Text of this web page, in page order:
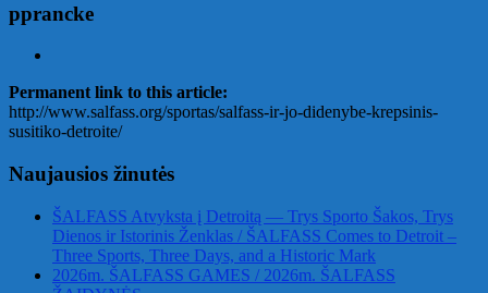
pprancke
Permanent link to this article:
http://www.salfass.org/sportas/salfass-ir-jo-didenybe-krepsinis-
susitiko-detroite/
Naujausios žinutės
ŠALFASS Atvyksta į Detroitą — Trys Sporto Šakos, Trys
Dienos ir Istorinis Ženklas / ŠALFASS Comes to Detroit –
Three Sports, Three Days, and a Historic Mark
2026m. ŠALFASS GAMES / 2026m. ŠALFASS